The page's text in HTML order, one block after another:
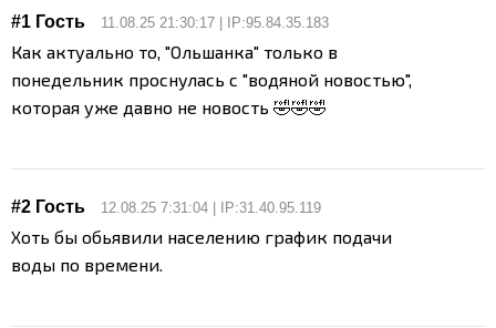
#1 Гость 11.08.25 21:30:17 | IP:95.84.35.183
Как актуально то, "Ольшанка" только в
понедельник проснулась с "водяной новостью",
которая уже давно не новость 🤣🤣🤣
#2 Гость 12.08.25 7:31:04 | IP:31.40.95.119
Хоть бы обьявили населению график подачи
воды по времени.